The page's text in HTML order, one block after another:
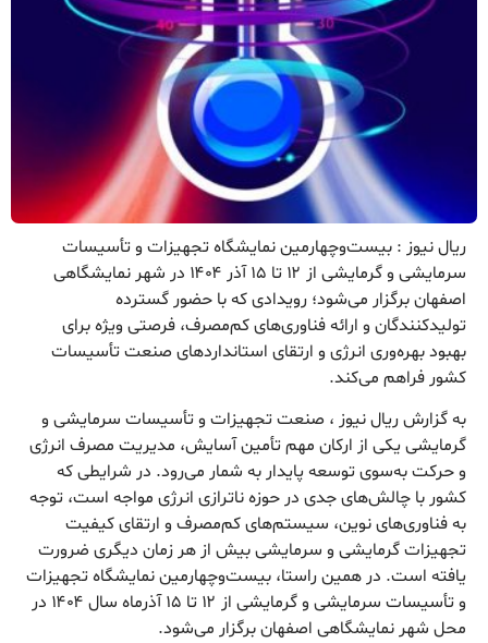
ریال نیوز : بیست‌وچهارمین نمایشگاه تجهیزات و تأسیسات
سرمایشی و گرمایشی از ۱۲ تا ۱۵ آذر ۱۴۰۴ در شهر نمایشگاهی
اصفهان برگزار می‌شود؛ رویدادی که با حضور گسترده
تولیدکنندگان و ارائه فناوری‌های کم‌مصرف، فرصتی ویژه برای
بهبود بهره‌وری انرژی و ارتقای استانداردهای صنعت تأسیسات
کشور فراهم می‌کند.
به گزارش ریال نیوز ، صنعت تجهیزات و تأسیسات سرمایشی و
گرمایشی یکی از ارکان مهم تأمین آسایش، مدیریت مصرف انرژی
و حرکت به‌سوی توسعه پایدار به شمار می‌رود. در شرایطی که
کشور با چالش‌های جدی در حوزه ناترازی انرژی مواجه است، توجه
به فناوری‌های نوین، سیستم‌های کم‌مصرف و ارتقای کیفیت
تجهیزات گرمایشی و سرمایشی بیش از هر زمان دیگری ضرورت
یافته است. در همین راستا، بیست‌وچهارمین نمایشگاه تجهیزات
و تأسیسات سرمایشی و گرمایشی از ۱۲ تا ۱۵ آذرماه سال ۱۴۰۴ در
محل شهر نمایشگاهی اصفهان برگزار می‌شود.